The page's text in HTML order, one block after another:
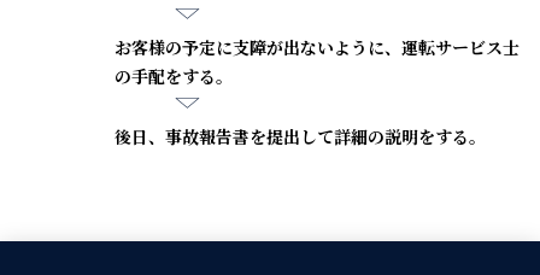
お客様の予定に支障が出ないように、運転サービス士
の手配をする。
後日、事故報告書を提出して詳細の説明をする。